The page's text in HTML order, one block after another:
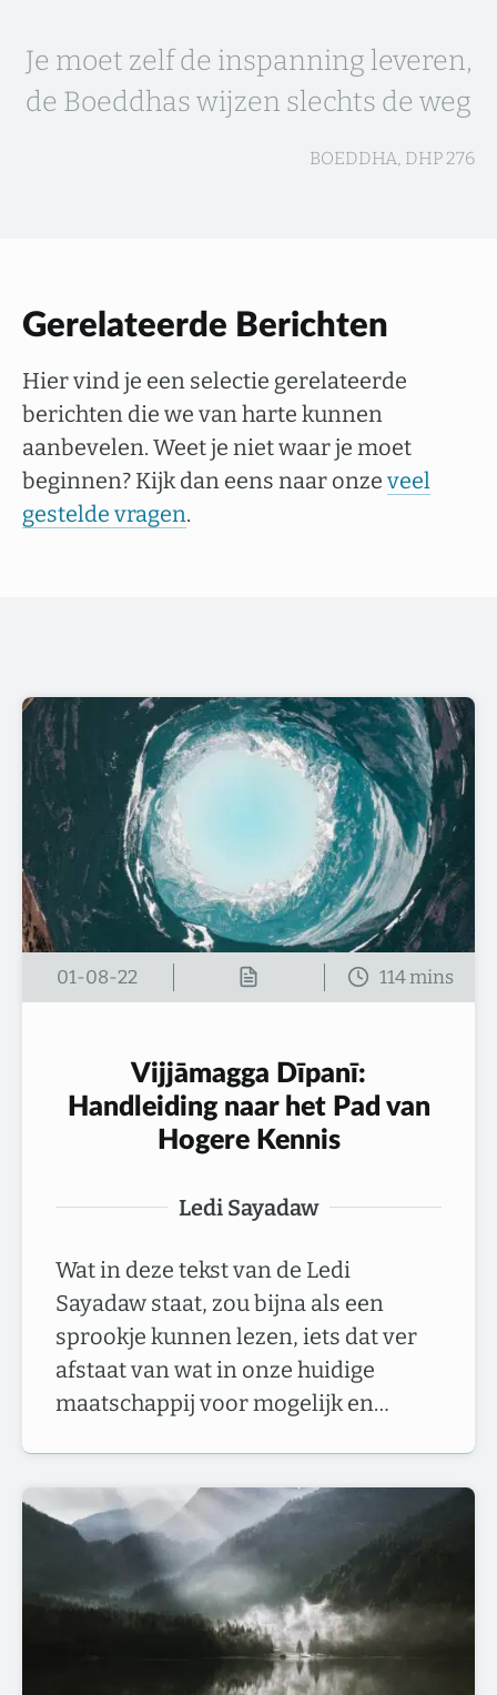
Je moet zelf de inspanning leveren,
de Boeddhas wijzen slechts de weg
BOEDDHA, DHP 276
Gerelateerde Berichten
Hier vind je een selectie gerelateerde
berichten die we van harte kunnen
aanbevelen. Weet je niet waar je moet
beginnen? Kijk dan eens naar onze veel
gestelde vragen.
01-08-22
Vijjāmagga Dīpanī:
Handleiding naar het Pad van
Hogere Kennis
Ledi Sayadaw
Wat in deze tekst van de Ledi
Sayadaw staat, zou bijna als een
sprookje kunnen lezen, iets dat ver
afstaat van wat in onze huidige
maatschappij voor mogelijk en…